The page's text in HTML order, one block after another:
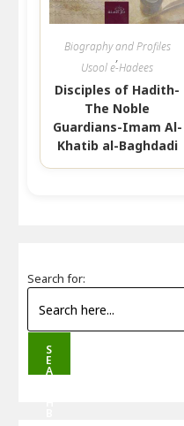
Biography and Profiles
,
Usool e-Hadees
Disciples of Hadith-
The Noble
Guardians-Imam Al-
Khatib al-Baghdadi
Search for:
S
E
A